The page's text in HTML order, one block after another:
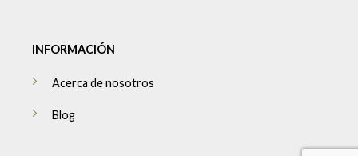
INFORMACIÓN
Acerca de nosotros
Blog